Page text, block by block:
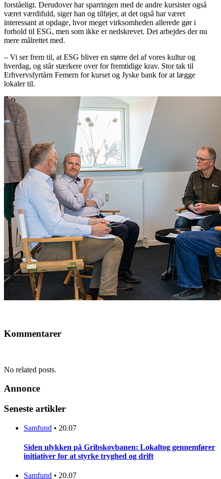
forståeligt. Derudover har sparringen med de andre kursister også
været værdifuld, siger han og tilføjer, at det også har været
interessant at opdage, hvor meget virksomheden allerede gør i
forhold til ESG, men som ikke er nedskrevet. Det arbejdes der nu
mere målrettet med.
– Vi ser frem til, at ESG bliver en større del af vores kultur og
hverdag, og står stærkere over for fremtidige krav. Stor tak til
Erhvervsfyrtårn Femern for kurset og Jyske bank for at lægge
lokaler til.
Kommentarer
No related posts.
Annonce
Seneste artikler
Samfund • 20.07
Siden ulykken på Gribskovbanen: Lokaltog gennemfører
initiativer for at styrke tryghed og drift
Samfund • 20.07